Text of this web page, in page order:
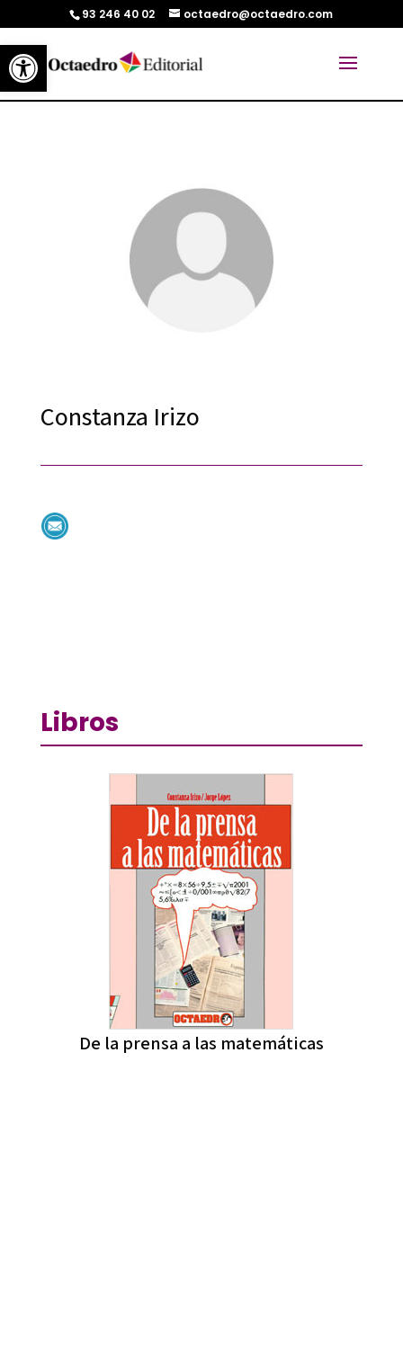
Abrir barra de herramientas
93 246 40 02 octaedro@octaedro.com
Constanza Irizo
Libros
De la prensa a las matemáticas